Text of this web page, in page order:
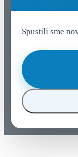
Spustili sme